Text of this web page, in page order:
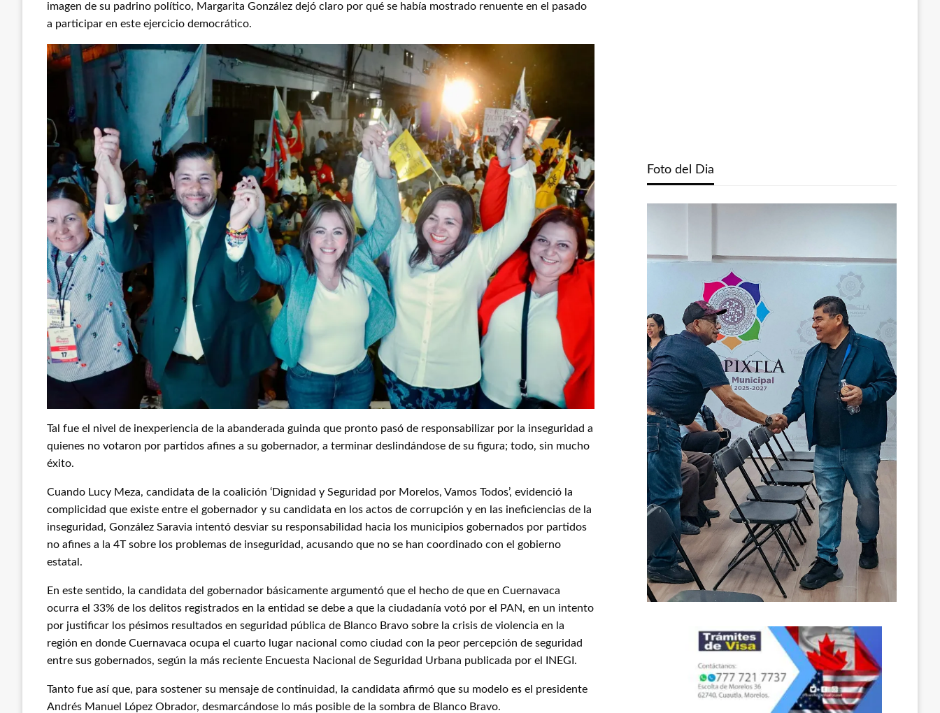
imagen de su padrino político, Margarita González dejó claro por qué se había mostrado renuente en el pasado
a participar en este ejercicio democrático.
Tal fue el nivel de inexperiencia de la abanderada guinda que pronto pasó de responsabilizar por la inseguridad a
quienes no votaron por partidos afines a su gobernador, a terminar deslindándose de su figura; todo, sin mucho
éxito.
Cuando Lucy Meza, candidata de la coalición ‘Dignidad y Seguridad por Morelos, Vamos Todos’, evidenció la
complicidad que existe entre el gobernador y su candidata en los actos de corrupción y en las ineficiencias de la
inseguridad, González Saravia intentó desviar su responsabilidad hacia los municipios gobernados por partidos
no afines a la 4T sobre los problemas de inseguridad, acusando que no se han coordinado con el gobierno
estatal.
En este sentido, la candidata del gobernador básicamente argumentó que el hecho de que en Cuernavaca
ocurra el 33% de los delitos registrados en la entidad se debe a que la ciudadanía votó por el PAN, en un intento
por justificar los pésimos resultados en seguridad pública de Blanco Bravo sobre la crisis de violencia en la
región en donde Cuernavaca ocupa el cuarto lugar nacional como ciudad con la peor percepción de seguridad
entre sus gobernados, según la más reciente Encuesta Nacional de Seguridad Urbana publicada por el INEGI.
Tanto fue así que, para sostener su mensaje de continuidad, la candidata afirmó que su modelo es el presidente
Andrés Manuel López Obrador, desmarcándose lo más posible de la sombra de Blanco Bravo.
Foto del Dia